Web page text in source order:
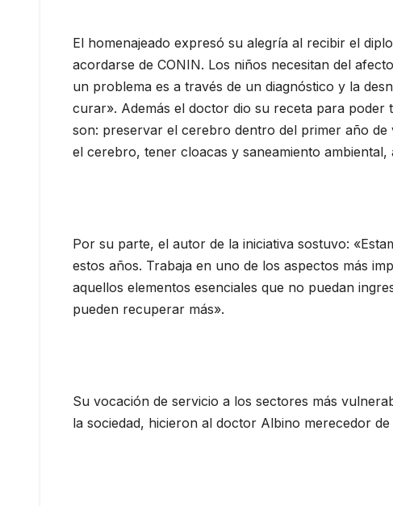
El homenajeado expresó su alegría al recibir el
acordarse de CONIN. Los niños necesitan del
un problema es a través de un diagnóstico y la
curar». Además el doctor dio su receta para
son: preservar el cerebro dentro del primer año
el cerebro, tener cloacas y saneamiento
Por su parte, el autor de la iniciativa sostuvo:
estos años. Trabaja en uno de los aspectos más
aquellos elementos esenciales que no puedan
pueden recuperar más».
Su vocación de servicio a los sectores más
la sociedad, hicieron al doctor Albino merecedor